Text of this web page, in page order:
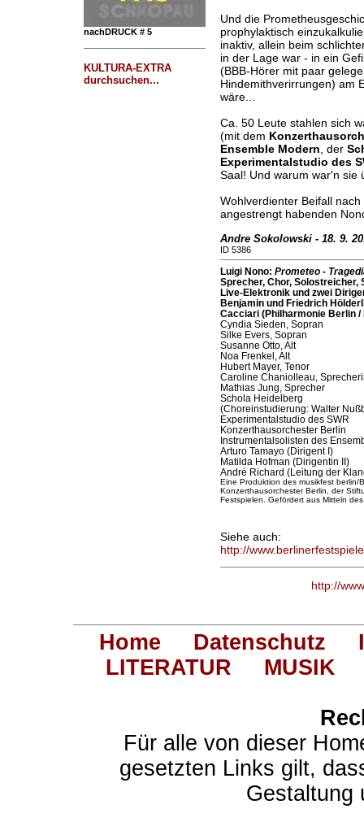
nachDRUCK # 5
KULTURA-EXTRA
durchsuchen...
Und die
prophylaktisch
inaktiv, allein beim
in der Lage war - in ein
(BBB-Hörer mit paar
Hindemithverirrungen) am
wäre...
Ca. 50 Leute stahlen sich
(mit dem
Ensemble Modern , der
Experimentalstudio des
Saal! Und warum war'n sie
Wohlverdienter Beifall
angestrengt habenden
Andre Sokolowski - 18. 9.
ID 5386
Luigi Nono: Prometeo -
Sprecher, Chor, Solostreicher,
Live-Elektronik und zwei
Benjamin und Friedrich
Cacciari (Philharmonie Berlin
Cyndia Sieden, Sopran
Silke Evers, Sopran
Susanne Otto, Alt
Noa Frenkel, Alt
Hubert Mayer, Tenor
Caroline Chaniolleau,
Mathias Jung, Sprecher
Schola Heidelberg
(Choreinstudierung: Walter
Experimentalstudio des SWR
Konzerthausorchester Berlin
Instrumentalsolisten des
Arturo Tamayo (Dirigent I)
Matilda Hofman (Dirigentin II)
André Richard (Leitung der
Eine Produktion des musikfest berlin/
Konzerthausorchester Berlin, der
Festspielen. Gefördert aus Mitteln
Siehe auch:
http://
http://
Home Datenschutz
LITERATUR
MUSIK
Für alle von dieser
gesetzten Links gilt,
Gestaltung